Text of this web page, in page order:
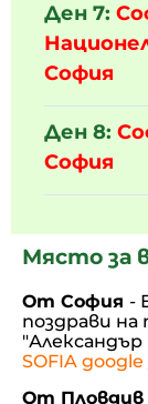
Ден 7:
София
Ден 8:
София
Място за
От София -
поздрави на
"Александър
SOFIA google
От Пловдив